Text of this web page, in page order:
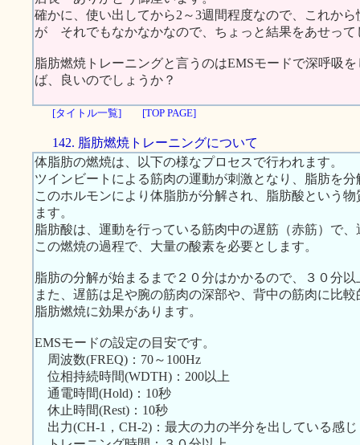
確かに、使い出してから2～3週間程度なので、これか
が それでもなかなかなので、ちょっと結果をあせって
脂肪燃焼トレーニングと言うのはEMSモードで深呼吸
ば、良いのでしょうか？
[タイトル一覧] [TOP PAGE]
142. 脂肪燃焼トレーニングについて
体脂肪の燃焼は、以下の様なプロセスで行われます。
ツインビートによる筋肉の運動が刺激となり、脂肪を
このホルモンにより体脂肪が分解され、脂肪酸という
ます。
脂肪酸は、運動を行っている筋肉中の遅筋（赤筋）で
この燃焼の過程で、大量の酸素を必要とします。
脂肪の分解が始まるまで２０分はかかるので、３０分
また、遅筋は足や腕の筋肉の深部や、背中の筋肉に比
脂肪燃焼に効果があります。
EMSモードの設定の目安です。
周波数(FREQ)：70～100Hz
位相持続時間(WDTH)：200以上
通電時間(Hold)：10秒
休止時間(Rest)：10秒
出力(CH-1，CH-2)：最大の力の半分を出している感じ